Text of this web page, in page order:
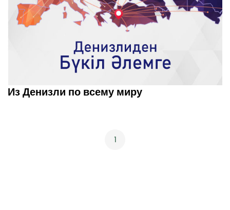
Из Денизли по всему миру
1